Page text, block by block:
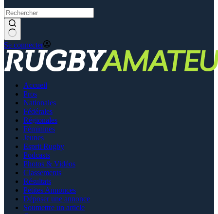
Se connecter
Accueil
Pros
Nationales
Fédérales
Régionales
Féminines
Jeunes
Esprit Rugby
Podcasts
Photos & Vidéos
Classements
Résultats
Petites Annonces
Déposer une annonce
Soumettre un article